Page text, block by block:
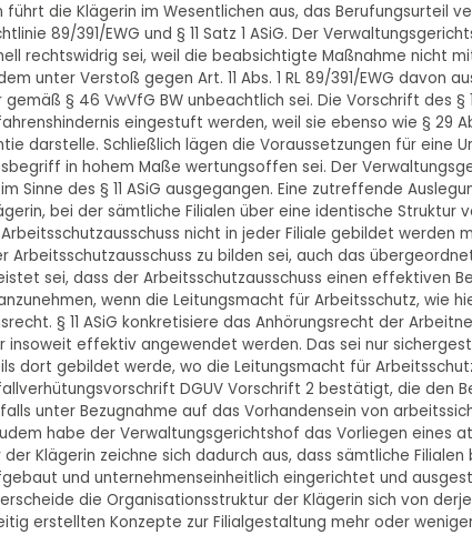
die Klägerin im Wesentlichen aus, das Berufungsurteil
89/391/EWG und § 11 Satz 1 ASiG. Der
rechtswidrig sei, weil die beabsichtigte Maßnahme nicht
unter Verstoß gegen Art. 11 Abs. 1 RL 89/391/EWG davon
§ 46 VwVfG BW unbeachtlich sei. Die Vorschrift des §
eingestuft werden, weil sie ebenso wie § 29
darstelle. Schließlich lägen die Voraussetzungen für eine
in hohem Maße wertungsoffen sei. Der
Sinne des § 11 ASiG ausgegangen. Eine zutreffende
bei der sämtliche Filialen über eine identische Struktur
nicht in jeder Filiale gebildet werden
Arbeitsschutzausschuss zu bilden sei, auch das
sei, dass der Arbeitsschutzausschuss einen effektiven
wenn die Leitungsmacht für Arbeitsschutz, wie
§ 11 ASiG konkretisiere das Anhörungsrecht der
insoweit effektiv angewendet werden. Das sei nur
dort gebildet werde, wo die Leitungsmacht für
DGUV Vorschrift 2 bestätigt, die den
unter Bezugnahme auf das Vorhandensein von
habe der Verwaltungsgerichtshof das Vorliegen eines
Klägerin zeichne sich dadurch aus, dass sämtliche
und unternehmenseinheitlich eingerichtet und
die Organisationsstruktur der Klägerin sich von
erstellten Konzepte zur Filialgestaltung mehr oder